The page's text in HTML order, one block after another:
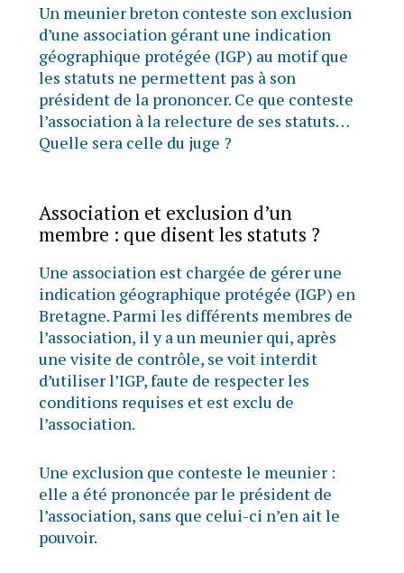
Un meunier breton conteste son exclusion
d’une association gérant une indication
géographique protégée (IGP) au motif que
les statuts ne permettent pas à son
président de la prononcer. Ce que conteste
l’association à la relecture de ses statuts…
Quelle sera celle du juge ?
Association et exclusion d’un
membre : que disent les statuts ?
Une association est chargée de gérer une
indication géographique protégée (IGP) en
Bretagne. Parmi les différents membres de
l’association, il y a un meunier qui, après
une visite de contrôle, se voit interdit
d’utiliser l’IGP, faute de respecter les
conditions requises et est exclu de
l’association.
Une exclusion que conteste le meunier :
elle a été prononcée par le président de
l’association, sans que celui-ci n’en ait le
pouvoir.